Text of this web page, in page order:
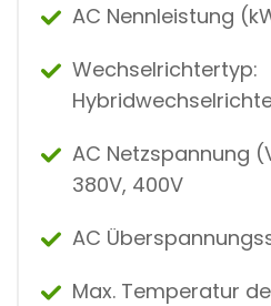
AC Nennleistung
Wechselrichtertyp:
AC Netzspannung
380V, 400V
AC
Max. Temperatur